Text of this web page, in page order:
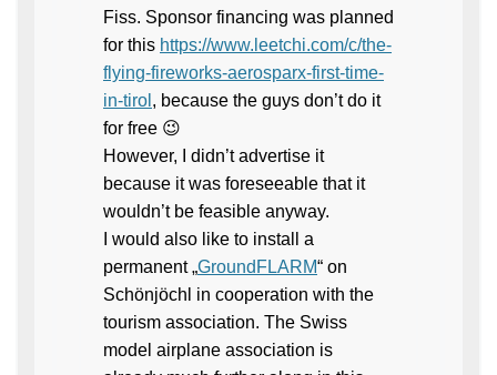
Fiss. Sponsor financing was planned
for this https://www.leetchi.com/c/the-
flying-fireworks-aerosparx-first-time-
in-tirol , because the guys don’t do it
for free 😉
However, I didn’t advertise it
because it was foreseeable that it
wouldn’t be feasible anyway.
I would also like to install a
permanent „GroundFLARM“ on
Schönjöchl in cooperation with the
tourism association. The Swiss
model airplane association is